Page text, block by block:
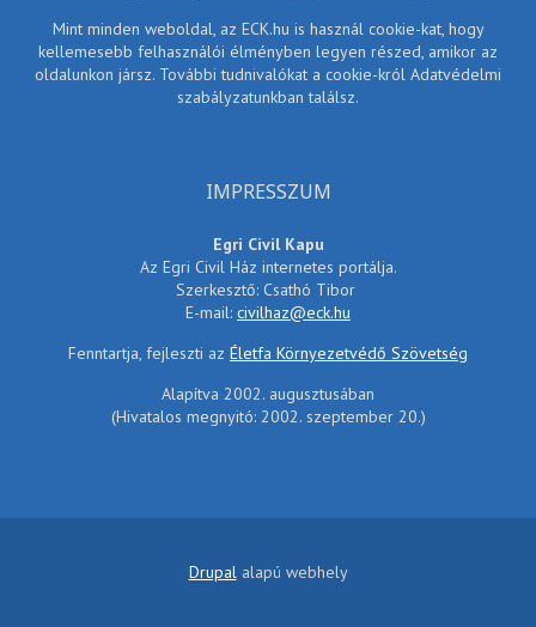
Mint minden weboldal, az ECK.hu is használ cookie-kat, hogy
kellemesebb felhasználói élményben legyen részed, amikor az
oldalunkon jársz. További tudnivalókat a cookie-król Adatvédelmi
szabályzatunkban találsz.
IMPRESSZUM
Egri Civil Kapu
Az Egri Civil Ház internetes portálja.
Szerkesztő: Csathó Tibor
E-mail: civilhaz@eck.hu
Fenntartja, fejleszti az Életfa Környezetvédő Szövetség
Alapítva 2002. augusztusában
(Hivatalos megnyitó: 2002. szeptember 20.)
Drupalalapú webhely